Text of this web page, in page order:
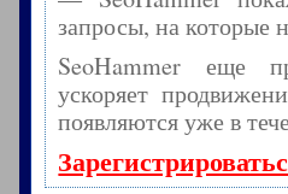
запросы, на которые
SeoHammer еще
ускоряет
появляются уже в